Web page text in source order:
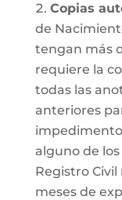
Copias
de
tengan más
requiere la
todas las
anteriores
alguno de
Registro
meses de